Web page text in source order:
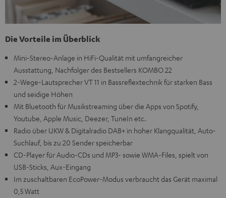
Die Vorteile im Überblick
Mini-Stereo-Anlage in HiFi-Qualität mit umfangreicher
Ausstattung, Nachfolger des Bestsellers KOMBO 22
2-Wege-Lautsprecher VT 11 in Bassreflextechnik für starken Bass
und seidige Höhen
Mit Bluetooth für Musikstreaming über die Apps von Spotify,
Youtube, Apple Music, Deezer, TuneIn etc.
Radio über UKW & Digitalradio DAB+ in hoher Klangqualität, Auto-
Suchlauf, bis zu 20 Sender speicherbar
CD-Player für Audio-CDs und MP3- sowie WMA-Files, spielt von
USB-Sticks, Aux-Eingang
Im zuschaltbaren EcoPower-Modus verbraucht das Gerät maximal
0,5 Watt